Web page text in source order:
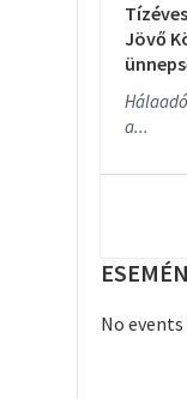
Jövő
a...
No